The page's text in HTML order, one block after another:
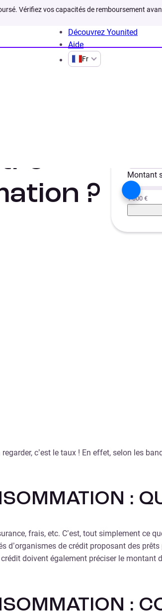
Vérifiez vos capacités de remboursement
Découvrez Younited
Aide
Fr
?
Montant
1 000 €
c’est le taux ! En effet, selon les
:
frais, etc. C’est, tout simplement ce
d’organismes de crédit proposant des
doivent également préciser le
: